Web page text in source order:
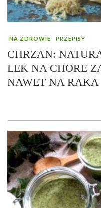
NA ZDROWIE PRZEPISY
CHRZAN:
LEK NA CHORE
NAWET NA RAKA